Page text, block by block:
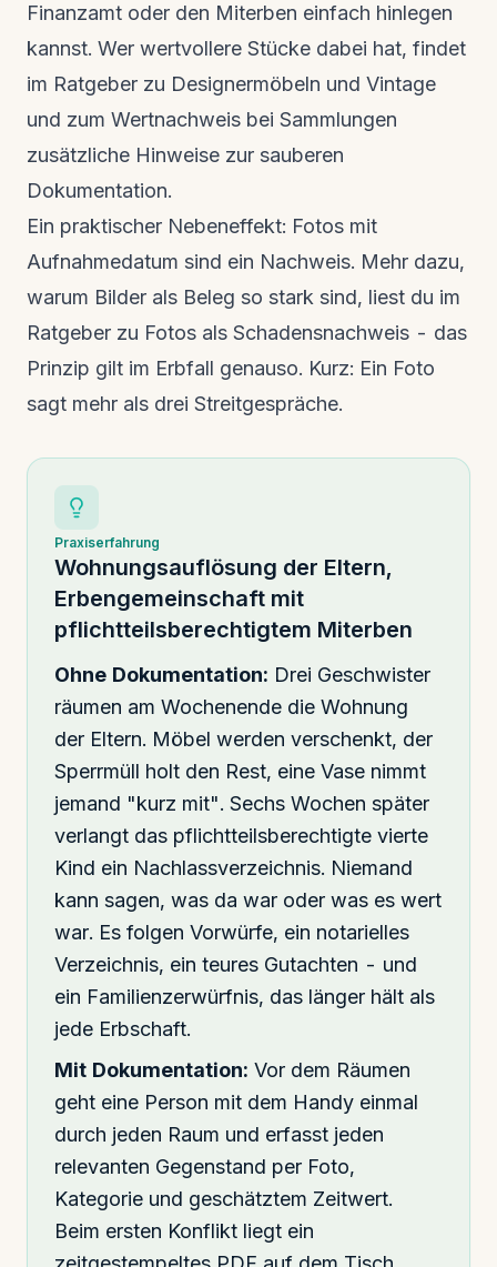
Finanzamt oder den Miterben einfach hinlegen
kannst. Wer wertvollere Stücke dabei hat, findet
im Ratgeber zu Designermöbeln und Vintage
und zum Wertnachweis bei Sammlungen
zusätzliche Hinweise zur sauberen
Dokumentation.
Ein praktischer Nebeneffekt: Fotos mit
Aufnahmedatum sind ein Nachweis. Mehr dazu,
warum Bilder als Beleg so stark sind, liest du im
Ratgeber zu Fotos als Schadensnachweis - das
Prinzip gilt im Erbfall genauso. Kurz: Ein Foto
sagt mehr als drei Streitgespräche.
Praxiserfahrung
Wohnungsauflösung der Eltern,
Erbengemeinschaft mit
pflichtteilsberechtigtem Miterben
Ohne Dokumentation: Drei Geschwister
räumen am Wochenende die Wohnung
der Eltern. Möbel werden verschenkt, der
Sperrmüll holt den Rest, eine Vase nimmt
jemand "kurz mit". Sechs Wochen später
verlangt das pflichtteilsberechtigte vierte
Kind ein Nachlassverzeichnis. Niemand
kann sagen, was da war oder was es wert
war. Es folgen Vorwürfe, ein notarielles
Verzeichnis, ein teures Gutachten - und
ein Familienzerwürfnis, das länger hält als
jede Erbschaft.
Mit Dokumentation: Vor dem Räumen
geht eine Person mit dem Handy einmal
durch jeden Raum und erfasst jeden
relevanten Gegenstand per Foto,
Kategorie und geschätztem Zeitwert.
Beim ersten Konflikt liegt ein